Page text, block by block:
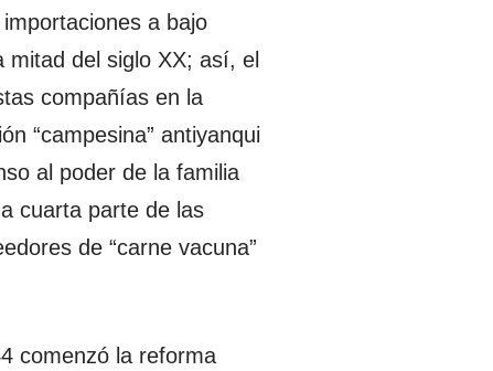
a bajo
del siglo XX; así, el
compañías en la
“campesina” antiyanqui
al poder de la familia
cuarta parte de las
de “carne vacuna”
comenzó la reforma